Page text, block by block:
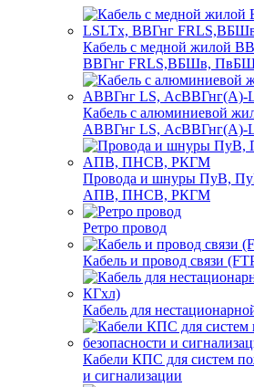
Кабель с медной жилой
ВВГнг FRLS,ВБШв,
Кабель с алюминиевой
АВВГнг LS,
Провода и шнуры ПуВ,
АПВ, ПНСВ, РКГМ
Ретро провод
Кабель и провод связи
Кабель для
Кабели КПС для систем
и сигнализации